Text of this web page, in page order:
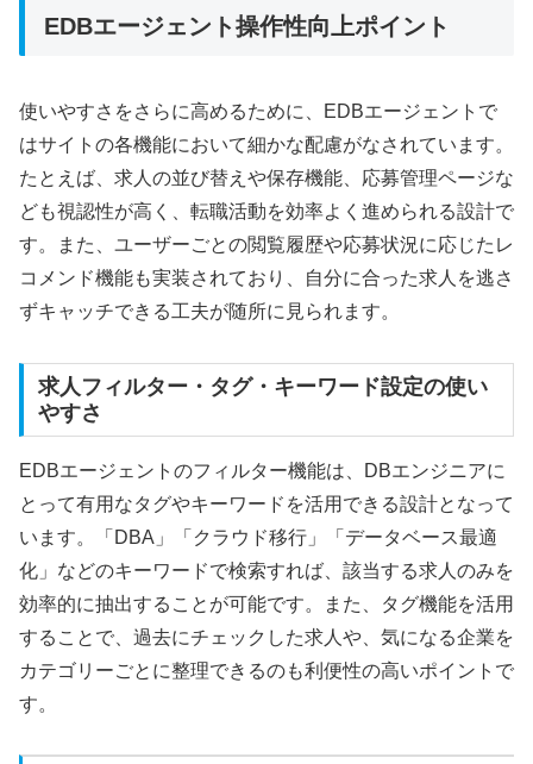
EDBエージェント操作性向上ポイント
使いやすさをさらに高めるために、EDBエージェントで
はサイトの各機能において細かな配慮がなされています。
たとえば、求人の並び替えや保存機能、応募管理ページな
ども視認性が高く、転職活動を効率よく進められる設計で
す。また、ユーザーごとの閲覧履歴や応募状況に応じたレ
コメンド機能も実装されており、自分に合った求人を逃さ
ずキャッチできる工夫が随所に見られます。
求人フィルター・タグ・キーワード設定の使い
やすさ
EDBエージェントのフィルター機能は、DBエンジニアに
とって有用なタグやキーワードを活用できる設計となって
います。「DBA」「クラウド移行」「データベース最適
化」などのキーワードで検索すれば、該当する求人のみを
効率的に抽出することが可能です。また、タグ機能を活用
することで、過去にチェックした求人や、気になる企業を
カテゴリーごとに整理できるのも利便性の高いポイントで
す。